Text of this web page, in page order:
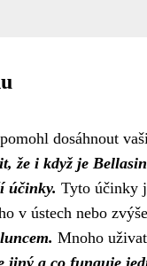
dosáhnout
že i když je
účinky. Tyto účinky
v ústech nebo
Mnoho